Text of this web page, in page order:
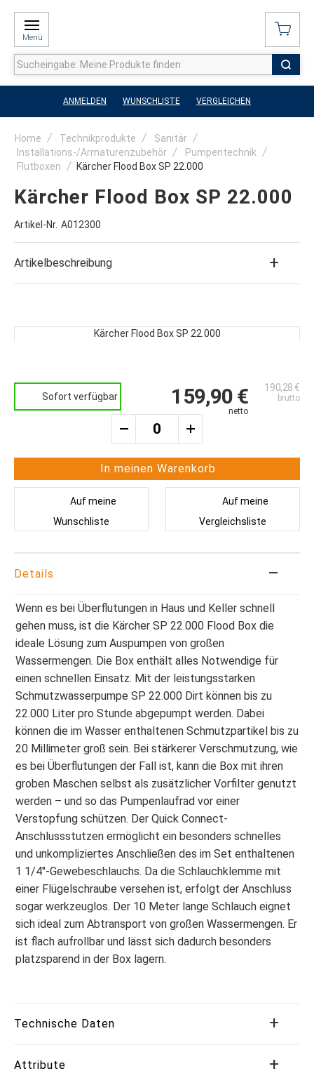
Menü
ANMELDEN WUNSCHLISTE VERGLEICHEN
Home Technikprodukte
Sanitär
Installations-/Armaturenzubehör
Pumpentechnik
Flutboxen
Kärcher Flood Box SP 22.000
190,28 €
159,90 €
Sofort verfügbar
In meinen Warenkorb
Auf meine
Wunschliste
Auf meine
Vergleichsliste
Kärcher Flood Box SP 22.000
springen
Kärcher Flood Box SP 22.000
Artikel-Nr. A012300
Artikelbeschreibung
Details
Wenn es bei Überflutungen in Haus und Keller schnell
gehen muss, ist die Kärcher SP 22.000 Flood Box die
ideale Lösung zum Auspumpen von großen
Wassermengen. Die Box enthält alles Notwendige für
einen schnellen Einsatz. Mit der leistungsstarken
Schmutzwasserpumpe SP 22.000 Dirt können bis zu
22.000 Liter pro Stunde abgepumpt werden. Dabei
können die im Wasser enthaltenen Schmutzpartikel bis zu
20 Millimeter groß sein. Bei stärkerer Verschmutzung, wie
es bei Überflutungen der Fall ist, kann die Box mit ihren
groben Maschen selbst als zusätzlicher Vorfilter genutzt
werden – und so das Pumpenlaufrad vor einer
Verstopfung schützen. Der Quick Connect-
Anschlussstutzen ermöglicht ein besonders schnelles
und unkompliziertes Anschließen des im Set enthaltenen
1 1/4"-Gewebeschlauchs. Da die Schlauchklemme mit
einer Flügelschraube versehen ist, erfolgt der Anschluss
sogar werkzeuglos. Der 10 Meter lange Schlauch eignet
sich ideal zum Abtransport von großen Wassermengen. Er
ist flach aufrollbar und lässt sich dadurch besonders
platzsparend in der Box lagern.
Technische Daten
Attribute